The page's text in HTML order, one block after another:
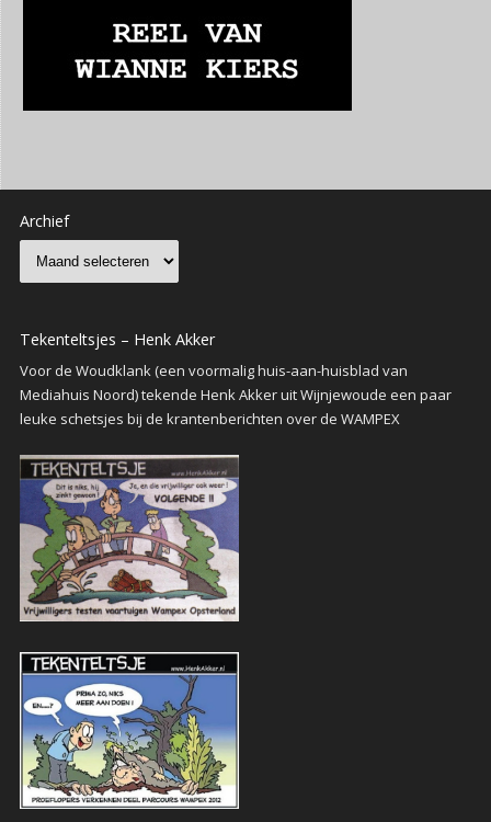
Archief
Tekenteltsjes – Henk Akker
Voor de Woudklank (een voormalig huis-aan-huisblad van
Mediahuis Noord) tekende Henk Akker uit Wijnjewoude een paar
leuke schetsjes bij de krantenberichten over de WAMPEX